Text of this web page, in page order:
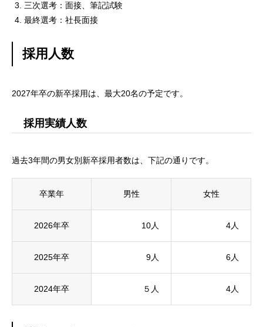
三次選考：面接、筆記試験
最終選考：社長面接
採用人数
2027年卒の新卒採用は、最大20名の予定です。
採用実績人数
過去3年間の男女別新卒採用者数は、下記の通りです。
卒業年 男性 女性
2026年卒 10人 4人
2025年卒 9人 6人
2024年卒 ５人 4人